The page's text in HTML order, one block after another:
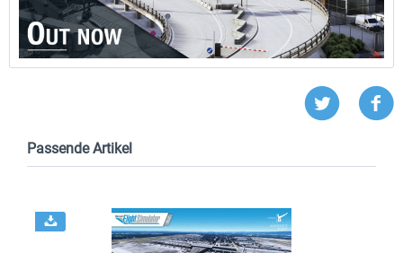
Passende Artikel